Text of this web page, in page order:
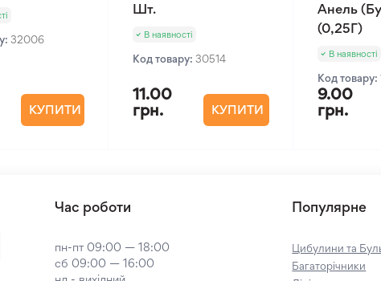
32006
КУПИТИ
Шт.
В наявності
Код товару: 30514
11.00
грн.
КУПИТИ
Анель
(0,25Г)
В наявності
Код товару:
9.00
грн.
Час роботи
пн-пт 09:00 — 18:00
сб 09:00 — 16:00
Популярне
Цибулини та
Багаторічники